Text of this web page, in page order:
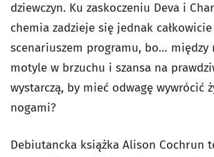
dziewczyn. Ku zaskoczeniu Deva i
chemia zadzieje się jednak
scenariuszem programu, bo… między
motyle w brzuchu i szansa na
wystarczą, by mieć odwagę wywrócić
nogami?
Debiutancka książka Alison Cochrun